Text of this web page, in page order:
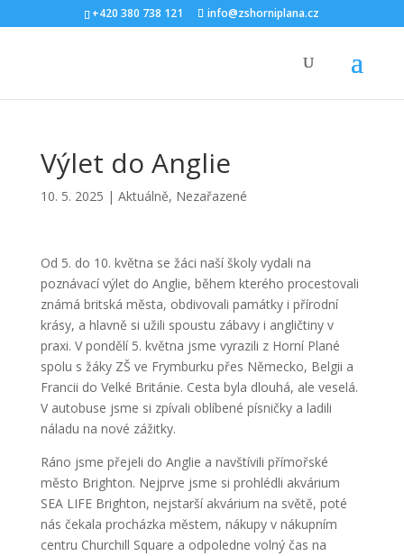
+420 380 738 121 info@zshorniplana.cz
Výlet do Anglie
10. 5. 2025 | Aktuálně, Nezařazené
Od 5. do 10. května se žáci naší školy vydali na
poznávací výlet do Anglie, během kterého procestovali
známá britská města, obdivovali památky i přírodní
krásy, a hlavně si užili spoustu zábavy i angličtiny v
praxi. V pondělí 5. května jsme vyrazili z Horní Plané
spolu s žáky ZŠ ve Frymburku přes Německo, Belgii a
Francii do Velké Británie. Cesta byla dlouhá, ale veselá.
V autobuse jsme si zpívali oblíbené písničky a ladili
náladu na nové zážitky.
Ráno jsme přejeli do Anglie a navštívili přímořské
město Brighton. Nejprve jsme si prohlédli akvárium
SEA LIFE Brighton, nejstarší akvárium na světě, poté
nás čekala procházka městem, nákupy v nákupním
centru Churchill Square a odpoledne volný čas na